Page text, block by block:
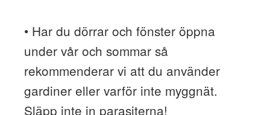
• Har du dörrar och fönster öppna
under vår och sommar så
rekommenderar vi att du använder
gardiner eller varför inte myggnät.
Släpp inte in parasiterna!